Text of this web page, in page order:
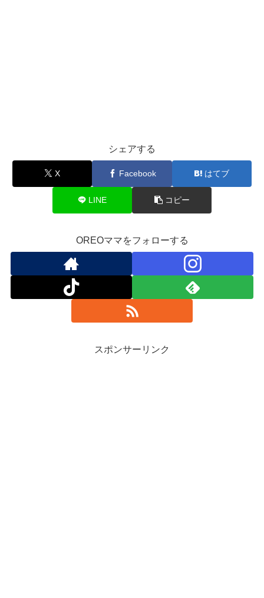
シェアする
X Facebook はてブ
LINE コピー
OREOママをフォローする
スポンサーリンク